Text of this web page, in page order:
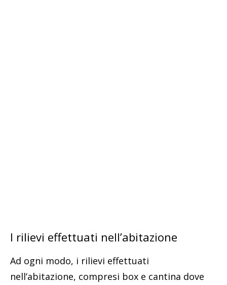
I rilievi effettuati nell’abitazione
Ad ogni modo, i rilievi effettuati
nell’abitazione, compresi box e cantina dove